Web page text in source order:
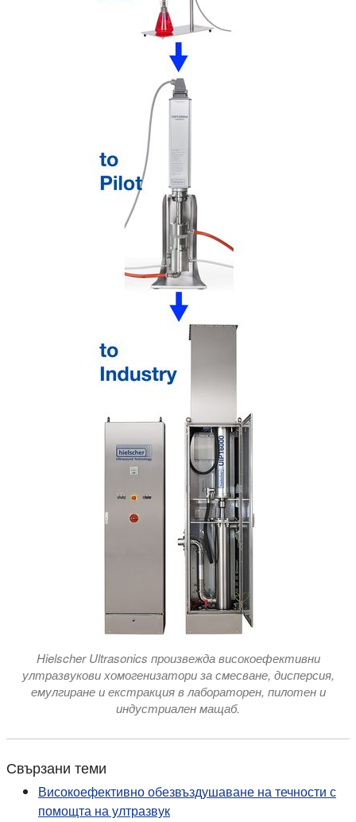
Hielscher Ultrasonics произвежда високоефективни
ултразвукови хомогенизатори за смесване, дисперсия,
емулгиране и екстракция в лабораторен, пилотен и
индустриален мащаб.
Свързани теми
Високоефективно обезвъздушаване на течности с
помощта на ултразвук